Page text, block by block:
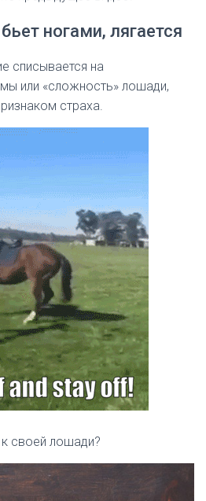
ногами, лягается
списывается на
или «сложность» лошади,
страха.
своей лошади?